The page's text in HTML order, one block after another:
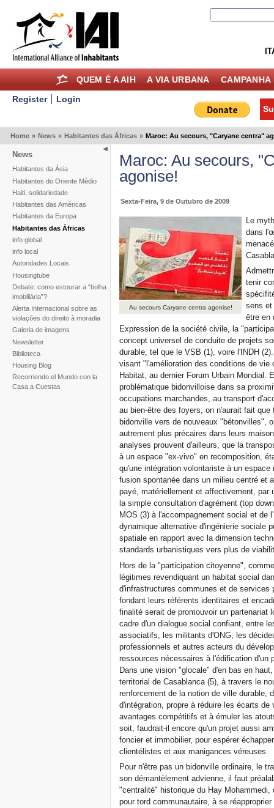
QUEM É A AIH A VIA URBANA CAMPANHA
Register
Login
Home » News » Habitantes das Áfricas » Maroc: Au secours, "Caryane centra"
News
Habitantes da Ásia
Habitantes do Oriente Médio
Haiti, solidariedade
Habitantes das Américas
Habitantes da Europa
Habitantes das Áfricas
info global
info local
Autoridades Locais
Housingtube
Debate: como estourar a “bolha
imobiliária”?
Alerta Internacional sobre as
violações do direito à moradia
Galeria de imagens
Newsletter
Biblioteca
Housing Blog
Recorriendo el Mundo con la
Casa a Cuestas
Maroc: Au secours,
agonise!
Sexta-Feira, 9 de Outubro de 2009
Au secours Caryane centra agonise!
Le
dans
tenir
sens et
être en
Expression de la société civile, la
concept universel de conduite de projets
durable, tel que le VSB (1), voire l'INDH
visant "l'amélioration des conditions de
Habitat, au dernier Forum Urbain Mondial.
problématique bidonvilloise dans sa
occupations marchandes, au transport
au bien-être des foyers, on n'aurait fait
bidonville vers de nouveaux "bétonvilles",
autrement plus précaires dans leurs
analyses prouvent d'ailleurs, que la
à un espace "ex-vivo" en recomposition,
qu'une intégration volontariste à un
fusion spontanée dans un milieu centré et
payé, matériellement et affectivement, par
la simple consultation d'agrément (top
MOS (3) à l'accompagnement social et de
dynamique alternative d'ingénierie sociale
spatiale en rapport avec la dimension
standards urbanistiques vers plus de
Hors de la "participation citoyenne",
légitimes revendiquant un habitat social
d'infrastructures communes et de services
fondant leurs référents identitaires et
finalité serait de promouvoir un partenariat
cadre d'un dialogue social confiant, entre
associatifs, les militants d'ONG, les
professionnels et autres acteurs du
ressources nécessaires à l'édification d'un
Dans une vision "glocale" d'en bas en
territorial de Casablanca (5), à travers le
renforcement de la notion de ville durable,
d'intégration, propre à réduire les écarts
avantages compétitifs et à émuler les
soit, faudrait-il encore qu'un projet aussi
foncier et immobilier, pour espérer
clientélistes et aux manigances véreuses.
Pour n'être pas un bidonville ordinaire, le
son démantèlement advienne, il faut
"centralité" historique du Hay
pour tord communautaire, à se